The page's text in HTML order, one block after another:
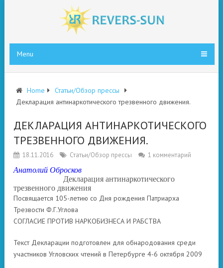
Menu
Home
Статьи/Обзор прессы
Декларация антинаркотического трезвенного движения.
ДЕКЛАРАЦИЯ АНТИНАРКОТИЧЕСКОГО
ТРЕЗВЕННОГО ДВИЖЕНИЯ.
18.11.2016 Статьи/Обзор прессы
1 комментарий
Анатолий Обросков
Декларация антинаркотического
трезвенного движения
Посвящается 105-летию со Дня рождения Патриарха
Трезвости Ф.Г.Углова
СОГЛАСИЕ ПРОТИВ НАРКОБИЗНЕСА И РАБСТВА
Текст Декларации подготовлен для обнародования среди
участников Угловских чтений в Петербурге 4-6 октября 2009